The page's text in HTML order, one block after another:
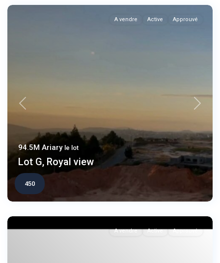
A vendre Active Approuvé
Previous Next
94.5M Ariary le lot
Lot G, Royal view
450
A vendre Active Approuvé